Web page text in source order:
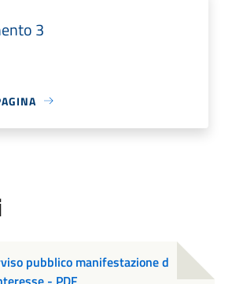
3
pubblico manifestazione d